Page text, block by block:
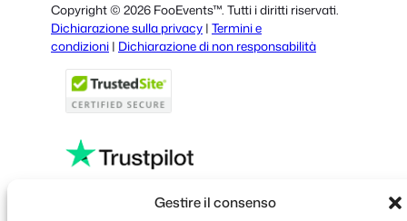
Gestire il consenso
Spanish
Portuguese
French
Polish
Greek
Copyright © 2026 FooEvents™. Tutti i diritti riservati.
Dichiarazione sulla privacy | Termini e
condizioni | Dichiarazione di non responsabilità